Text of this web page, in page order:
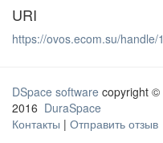
URI
https://ovos.ecom.su/
DSpace software copyright ©
2016 DuraSpace
Контакты | Отправить отзыв